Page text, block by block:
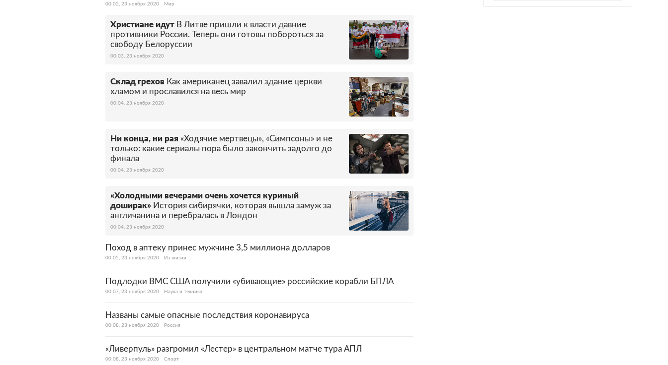
00:02, 23 ноября 2020 Мир
Христиане идут В Литве пришли к власти давние
противники России. Теперь они готовы побороться за
свободу Белоруссии
00:03, 23 ноября 2020
Склад грехов Как американец завалил здание церкви
хламом и прославился на весь мир
00:04, 23 ноября 2020
Ни конца, ни рая «Ходячие мертвецы», «Симпсоны» и не
только: какие сериалы пора было закончить задолго до
финала
00:04, 23 ноября 2020
«Холодными вечерами очень хочется куриный
доширак» История сибирячки, которая вышла замуж за
англичанина и перебралась в Лондон
00:04, 23 ноября 2020
Поход в аптеку принес мужчине 3,5 миллиона долларов
00:05, 23 ноября 2020 Из жизни
Подлодки ВМС США получили «убивающие» российские корабли БПЛА
00:07, 23 ноября 2020 Наука и техника
Названы самые опасные последствия коронавируса
00:08, 23 ноября 2020 Россия
«Ливерпуль» разгромил «Лестер» в центральном матче тура АПЛ
00:08, 23 ноября 2020 Спорт